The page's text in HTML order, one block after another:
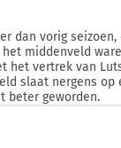
dan vorig seizoen,
middenveld
het vertrek van
slaat nergens op
beter geworden.